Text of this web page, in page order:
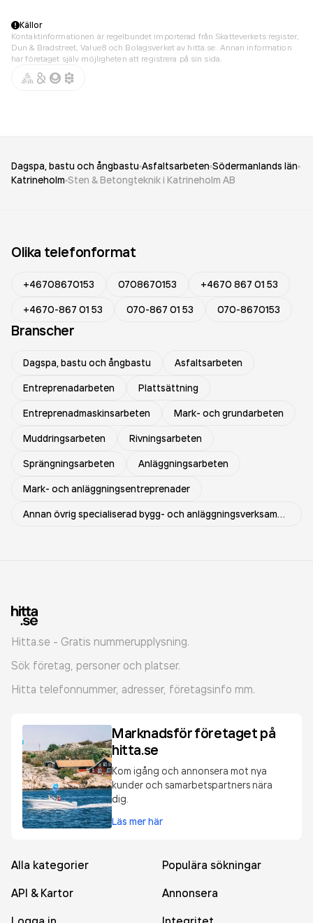
Källor
Kontaktinformationen är regelbundet importerad från Skatteverkets register,
Dun & Bradstreet, Value8 och Bolagsverket av hitta.se. Annan information
har företaget själv möjligheten att registrera på sin sida.
Dagspa, bastu och ångbastu Asfaltsarbeten Södermanlands län
Katrineholm Sten & Betongteknik i Katrineholm AB
Olika telefonformat
+46708670153 0708670153
+4670 867 01 53
+4670-867 01 53
070-867 01 53 070-8670153
Branscher
Dagspa, bastu och ångbastu
Asfaltsarbeten
Entreprenadarbeten
Plattsättning
Entreprenadmaskinsarbeten
Mark- och grundarbeten
Muddringsarbeten
Rivningsarbeten
Sprängningsarbeten
Anläggningsarbeten
Mark- och anläggningsentreprenader
Annan övrig specialiserad bygg- och anläggningsverksamhet
Hitta.se - Gratis nummerupplysning.
Sök företag, personer och platser.
Hitta telefonnummer, adresser, företagsinfo mm.
Marknadsför företaget på
hitta.se
Kom igång och annonsera mot nya
kunder och samarbetspartners nära
dig.
Läs mer här
Alla kategorier
Populära sökningar
API & Kartor
Annonsera